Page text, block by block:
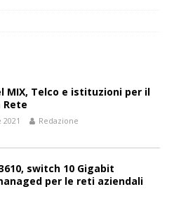
MIX, Telco e istituzioni per il
Redazione
switch 10 Gigabit
per le reti aziendali